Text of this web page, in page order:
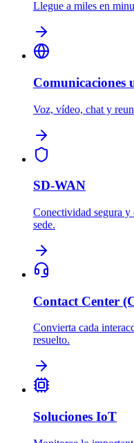
Llegue a miles en
Comunicaciones
Voz, vídeo, chat y
SD-WAN
Conectividad segura y
sede.
Contact Center
Convierta cada
resuelto.
Soluciones IoT